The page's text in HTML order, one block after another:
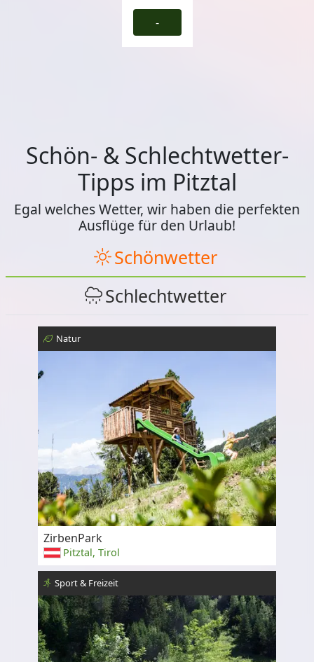
-
Schön- & Schlechtwetter-
Tipps im Pitztal
Egal welches Wetter, wir haben die perfekten
Ausflüge für den Urlaub!
Schönwetter
Schlechtwetter
Natur
ZirbenPark
Pitztal, Tirol
Sport & Freizeit